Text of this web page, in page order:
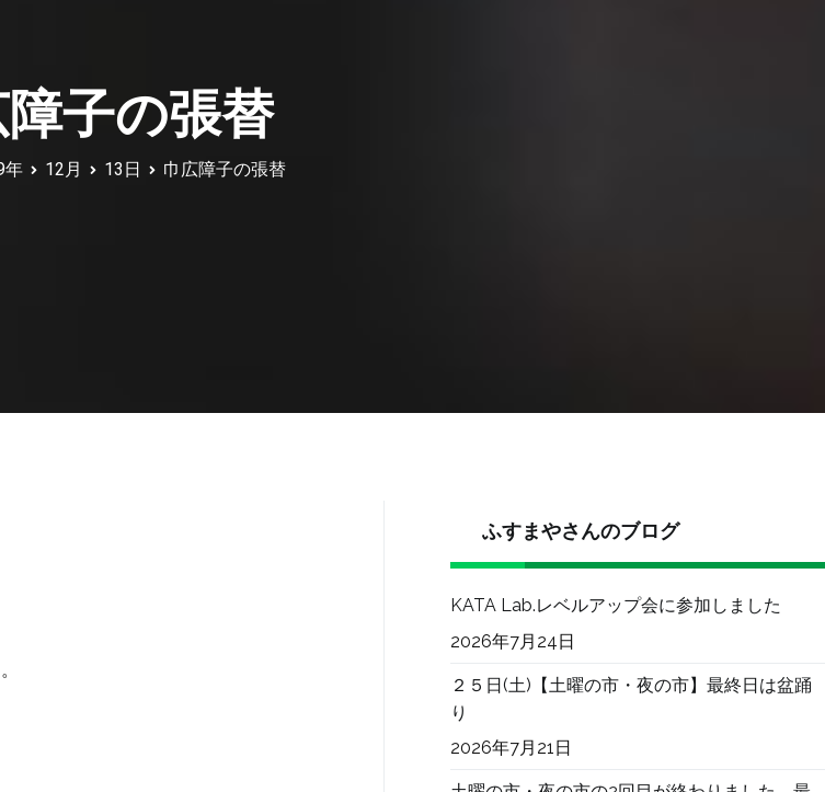
子の張替
年 12月 13日 巾広障子の張替
ふすまやさんのブログ
KATA Lab.レベルアップ会に参加しました
2026年7月24日
２５日(土)【土曜の市・夜の市】最終日は盆踊
り
2026年7月21日